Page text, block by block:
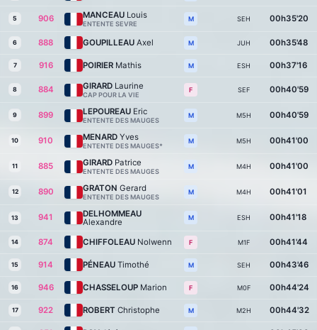
5 906 MANCEAU Louis
ENTENTE SEVRE
M SEH 00h35'20
6 888 GOUPILLEAU Axel M JUH 00h35'48
7 916 POIRIER Mathis M ESH 00h37'16
8 884 GIRARD Laurine
CAP POUR LA VIE
F SEF 00h40'59
9 899 LEPOUREAU Eric
ENTENTE DES MAUGES
M M5H 00h40'59
10 910 MENARD Yves
ENTENTE DES MAUGES*
M M5H 00h41'00
11 885 GIRARD Patrice
ENTENTE DES MAUGES
M M4H 00h41'00
12 890 GRATON Gerard
ENTENTE DES MAUGES
M M4H 00h41'01
13 941
DELHOMMEAU
Alexandre
M ESH 00h41'18
14 874 CHIFFOLEAU Nolwenn F M1F 00h41'44
15 914 PÉNEAU Timothé M SEH 00h43'46
16 946 CHASSELOUP Marion F M0F 00h44'24
17 922 ROBERT Christophe M M2H 00h44'32